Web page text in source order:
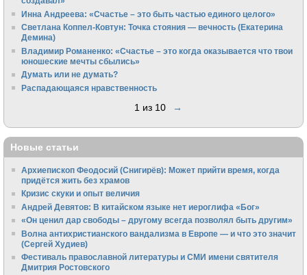
Инна Андреева: «Счастье – это быть частью единого целого»
Светлана Коппел-Ковтун: Точка стояния — вечность (Екатерина
Демина)
Владимир Романенко: «Счастье – это когда оказывается что твои
юношеские мечты сбылись»
Думать или не думать?
Распадающаяся нравственность
1 из 10 →
Новые статьи
Архиепископ Феодосий (Снигирёв): Может прийти время, когда
придётся жить без храмов
Кризис скуки и опыт величия
Андрей Девятов: В китайском языке нет иероглифа «Бог»
«Он ценил дар свободы – другому всегда позволял быть другим»
Волна антихристианского вандализма в Европе — и что это значит
(Сергей Худиев)
Фестиваль православной литературы и СМИ имени святителя
Дмитрия Ростовского